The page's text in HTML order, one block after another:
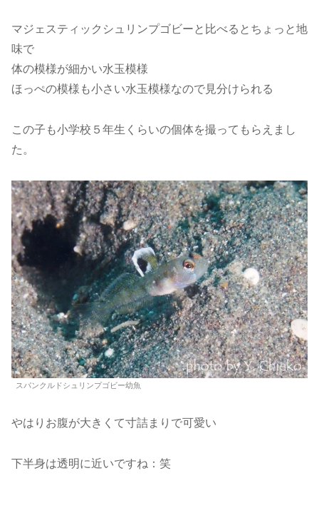
マジェスティックシュリンプゴビーと比べるとちょっと地
味で
体の模様が細かい水玉模様
ほっぺの模様も小さい水玉模様なので見分けられる
この子も小学校５年生くらいの個体を撮ってもらえまし
た。
スパンクルドシュリンプゴビー幼魚
やはりお腹が大きくて寸詰まりで可愛い
下半身は透明に近いですね：笑